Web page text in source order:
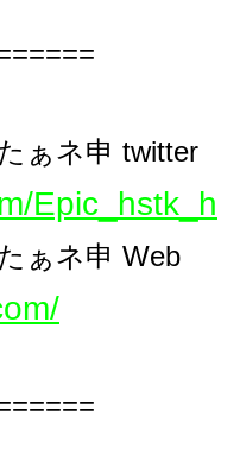
ぁネ申 twitter
Epic_hstk_h
ぁネ申 Web